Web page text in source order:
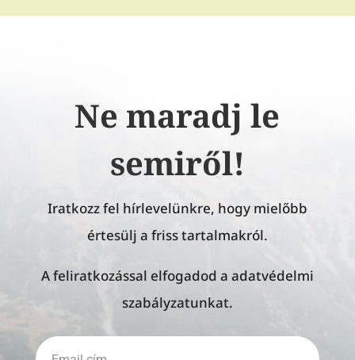
Ne maradj le
semiről!
Iratkozz fel hírlevelünkre, hogy mielőbb
értesülj a friss tartalmakról.
A feliratkozással elfogadod a adatvédelmi
szabályzatunkat.